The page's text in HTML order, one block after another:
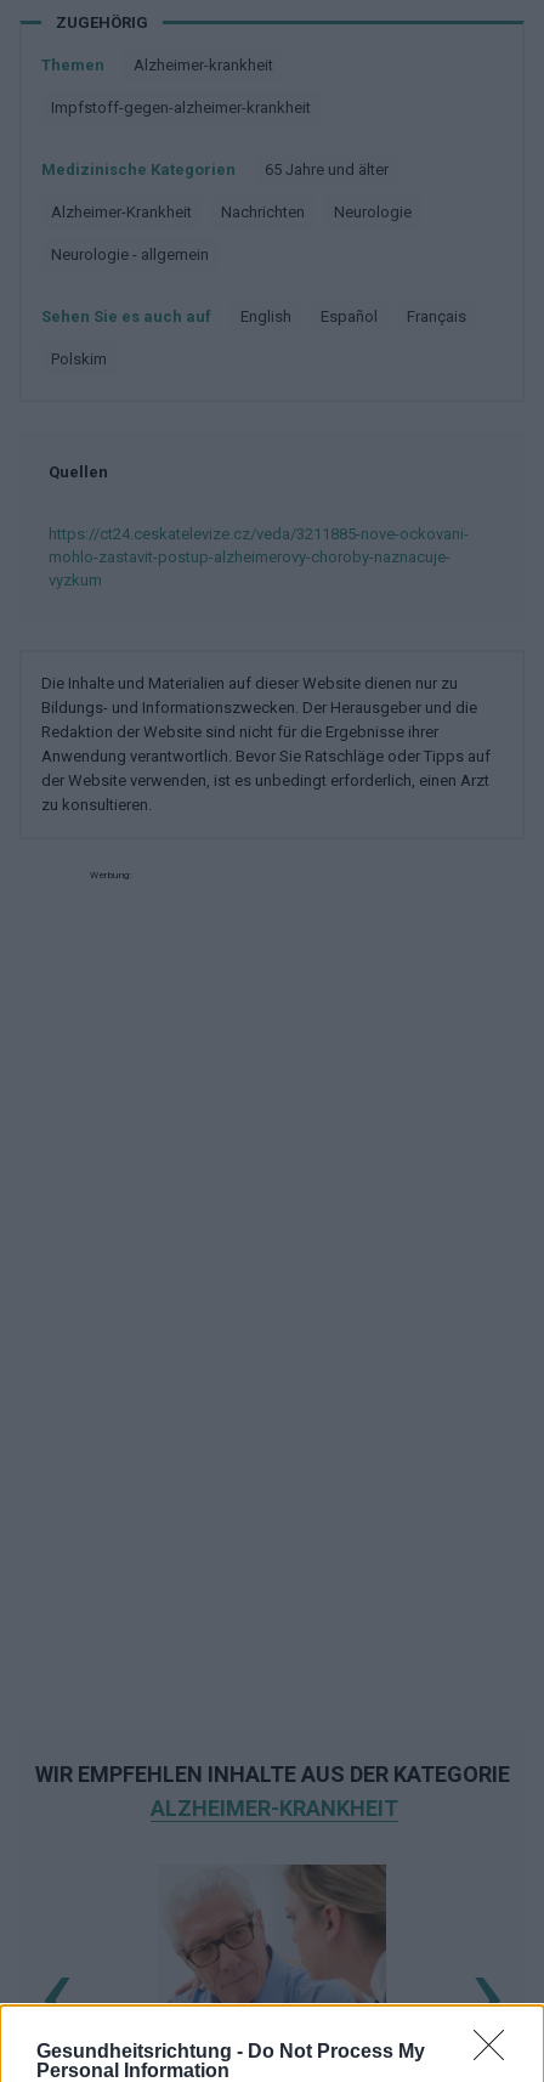
Gesundheitsrichtung - Do Not Process My
Personal Information
ZUGEHÖRIG
Themen Alzheimer-krankheit
Impfstoff-gegen-alzheimer-krankheit
Medizinische Kategorien 65 Jahre und älter
Alzheimer-Krankheit Nachrichten Neurologie
Neurologie - allgemein
Sehen Sie es auch auf english español français
polskim
Quellen
https://ct24.ceskatelevize.cz/veda/3211885-nove-ockovani-
mohlo-zastavit-postup-alzheimerovy-choroby-naznacuje-
vyzkum
Die Inhalte und Materialien auf dieser Website dienen nur zu
Bildungs- und Informationszwecken. Der Herausgeber und die
Redaktion der Website sind nicht für die Ergebnisse ihrer
Anwendung verantwortlich. Bevor Sie Ratschläge oder Tipps auf
der Website verwenden, ist es unbedingt erforderlich, einen Arzt
zu konsultieren.
Werbung:
WIR EMPFEHLEN INHALTE AUS DER KATEGORIE
ALZHEIMER-KRANKHEIT
Demenz bei Alzheimer-Krankheit
‹ ›